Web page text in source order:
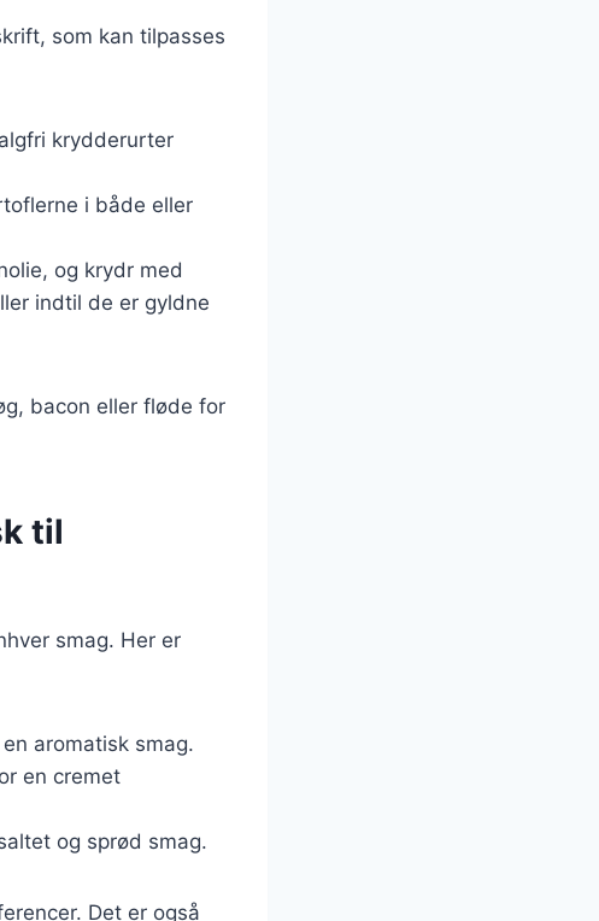
som kan tilpasses
krydderurter
i både eller
og krydr med
indtil de er gyldne
bacon eller fløde for
til
smag. Her er
aromatisk smag.
en cremet
og sprød smag.
Det er også